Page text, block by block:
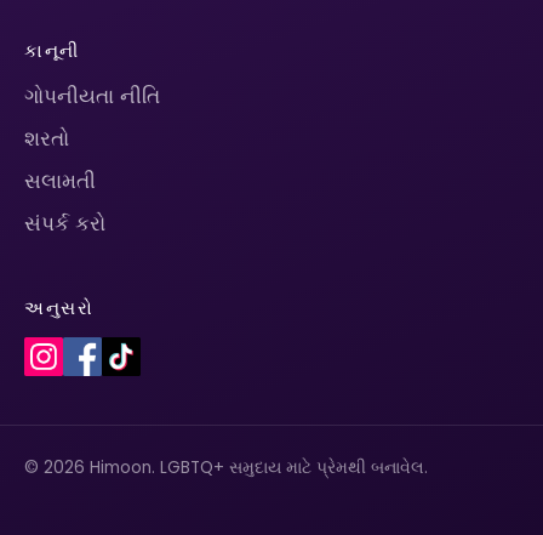
કાનૂની
ગોપનીયતા નીતિ
શરતો
સલામતી
સંપર્ક કરો
અનુસરો
© 2026 Himoon. LGBTQ+ સમુદાય માટે પ્રેમથી બનાવેલ.